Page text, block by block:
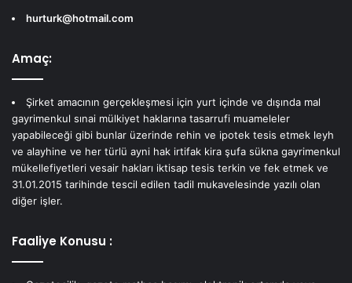
hurturk@hotmail.com
Amaç:
Şirket amacının gerçekleşmesi için yurt içinde ve dışında mal
gayrimenkul sınai mülkiyet haklarına tasarrufi muameleler
yapabileceği gibi bunlar üzerinde rehin ve ipotek tesis etmek leyh
ve alayhine ve her türlü ayni hak irtifak kira şufa sükna gayrimenkul
mükellefiyetleri vesair hakları iktisap tesis terkin ve fek etmek ve
31.01.2015 tarihinde tescil edilen tadil mukavelesinde yazılı olan
diğer işler.
Faaliye Konusu :